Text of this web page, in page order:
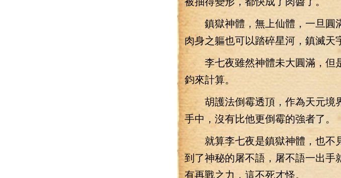
鎮獄神體，無上仙體，一旦圓
肉身之軀也可以踏碎星河，鎮滅天
李七夜雖然神體未大圓滿，但
鈞來計算。
胡護法倒霉透頂，作為天元境
手中，沒有比他更倒霉的強者了。
就算李七夜是鎮獄神體，也不
到了神秘的屠不語，屠不語一出
有再戰之力，這不死才怪。